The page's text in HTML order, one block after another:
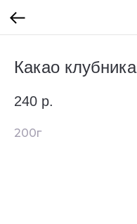
Какао клубника
240 р.
200г